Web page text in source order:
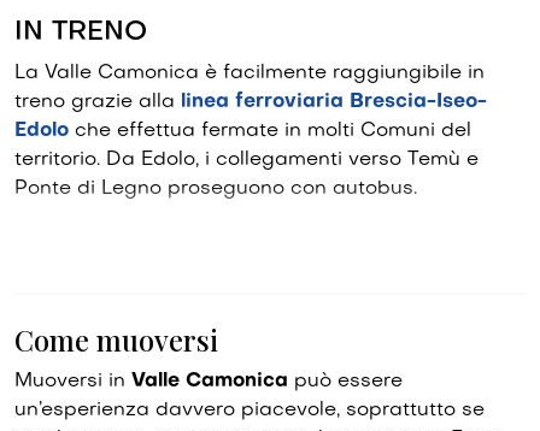
IN TRENO
La Valle Camonica è facilmente raggiungibile in
treno grazie alla linea ferroviaria Brescia-Iseo-
Edolo che effettua fermate in molti Comuni del
territorio. Da Edolo, i collegamenti verso Temù e
Ponte di Legno proseguono con autobus.
Come muoversi
Muoversi in Valle Camonica può essere
un’esperienza davvero piacevole, soprattutto se